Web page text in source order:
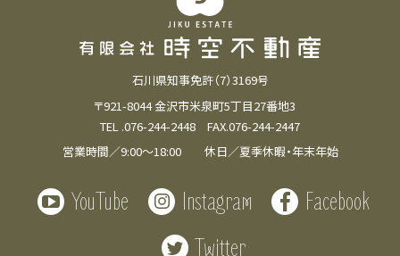
り扱いを委託する場合。
（この場合には、十分な保護水準を備えている
委託先を選定し、契約による義務づけ等の方
法により、適切な管理を実施します）
お問合せ内容が、弊社関係会社から回答させ
ていただくことが適切と判断される場合。
済が必要な場合。
（この場合には、金融機関等との間で個人情報
石川県知事免許（7）3169号
〒921-8044 金沢市米泉町5丁目27番地3
TEL .076-244-2448 FAX.076-244-2447
営業時間／9:00～18:00 休日／夏季休暇・年末年始
YouTube Instagram
Facebook
Twitter